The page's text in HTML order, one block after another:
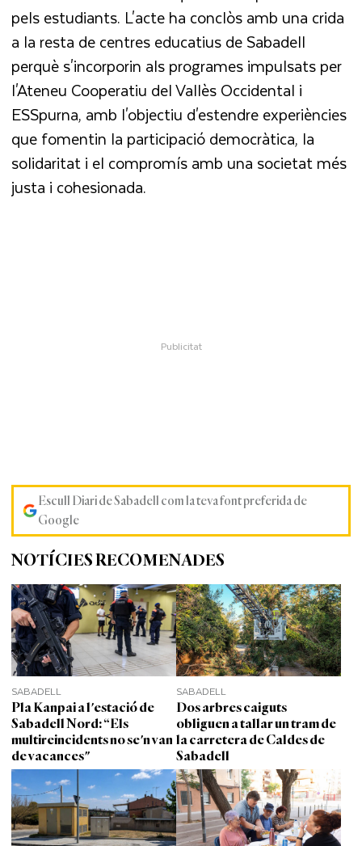
pels estudiants. L'acte ha conclòs amb una crida
a la resta de centres educatius de Sabadell
perquè s'incorporin als programes impulsats per
l'Ateneu Cooperatiu del Vallès Occidental i
ESSpurna, amb l'objectiu d'estendre experiències
que fomentin la participació democràtica, la
solidaritat i el compromís amb una societat més
justa i cohesionada.
Escull Diari de Sabadell com la teva font preferida de
Google
NOTÍCIES RECOMENADES
SABADELL
Pla Kanpai a l'estació de
Sabadell Nord: “Els
multireincidents no se'n van
de vacances"
SABADELL
Dos arbres caiguts
obliguen a tallar un tram de
la carretera de Caldes de
Sabadell